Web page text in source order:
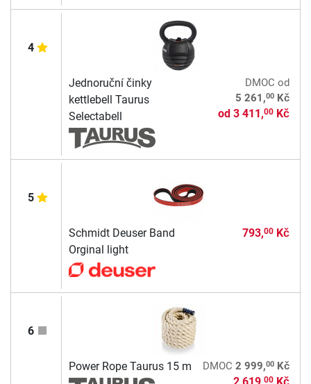
4
Jednoruční činky
kettlebell Taurus
Selectabell
DMOC od
5 261,00Kč
od 3 411,00Kč
5
Schmidt Deuser Band
Orginal light
793,00Kč
6
Power Rope Taurus 15 m DMOC 2 999,00Kč
2 619, 00Kč